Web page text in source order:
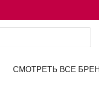
СМОТРЕТЬ ВСЕ